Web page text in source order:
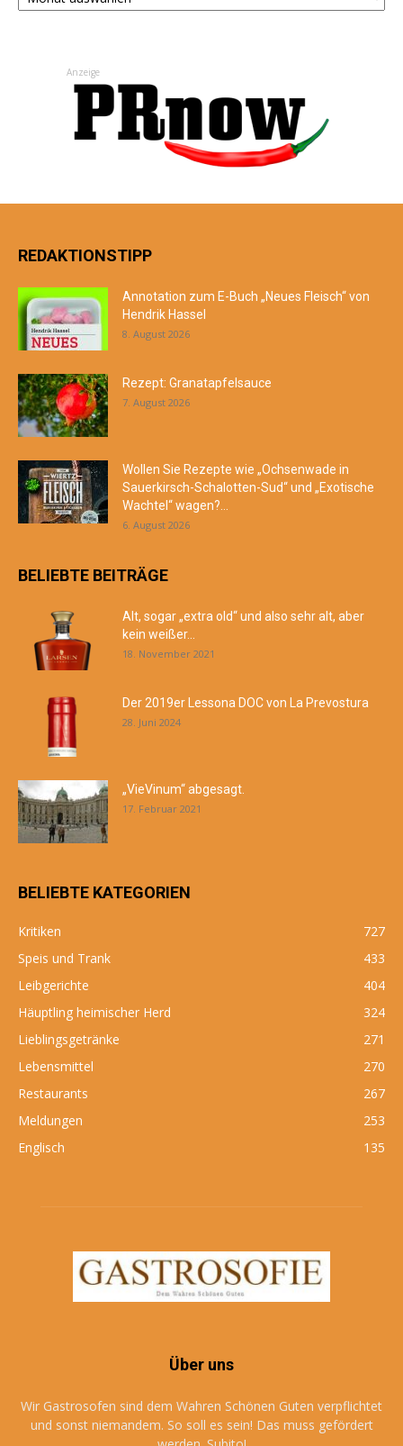
Anzeige
REDAKTIONSTIPP
Annotation zum E-Buch „Neues Fleisch“ von
Hendrik Hassel
8. August 2026
Rezept: Granatapfelsauce
7. August 2026
Wollen Sie Rezepte wie „Ochsenwade in
Sauerkirsch-Schalotten-Sud“ und „Exotische
Wachtel“ wagen?...
6. August 2026
BELIEBTE BEITRÄGE
Alt, sogar „extra old“ und also sehr alt, aber
kein weißer...
18. November 2021
Der 2019er Lessona DOC von La Prevostura
28. Juni 2024
„VieVinum“ abgesagt.
17. Februar 2021
BELIEBTE KATEGORIEN
Kritiken
727
Speis und Trank
433
Leibgerichte
404
Häuptling heimischer Herd
324
Lieblingsgetränke
271
Lebensmittel
270
Restaurants
267
Meldungen
253
Englisch
135
Über uns
Wir Gastrosofen sind dem Wahren Schönen Guten verpflichtet
und sonst niemandem. So soll es sein! Das muss gefördert